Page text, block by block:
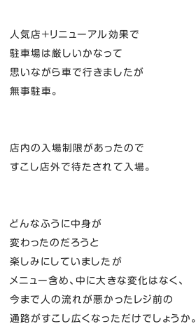
人気店＋リニューアル効果で
駐車場は厳しいかなって
思いながら車で行きましたが
無事駐車。
店内の入場制限があったので
すこし店外で待たされて入場。
どんなふうに中身が
変わったのだろうと
楽しみにしていましたが
メニュー含め、中に大きな変化はなく、
今まで人の流れが悪かったレジ前の
通路がすこし広くなっただけでしょうか。